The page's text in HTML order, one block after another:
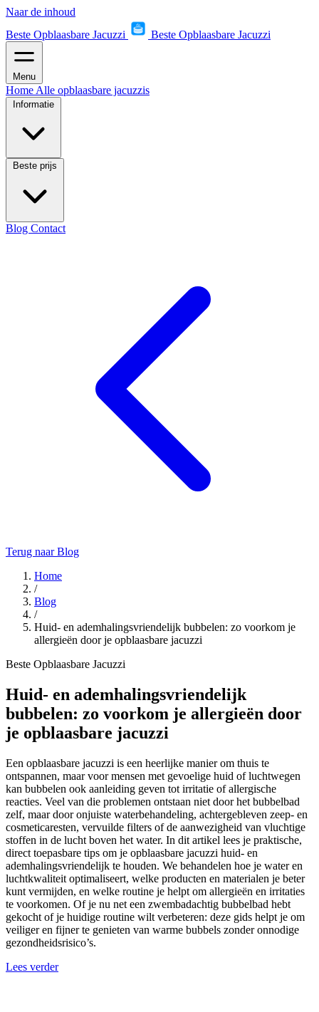
Naar de inhoud
Beste Opblaasbare Jacuzzi
Beste Opblaasbare Jacuzzi
Menu
Home Alle opblaasbare jacuzzis
Informatie
Beste prijs
Blog Contact
Terug naar Blog
Home
/
Blog
/
Huid- en ademhalingsvriendelijk bubbelen: zo voorkom je
allergieën door je opblaasbare jacuzzi
Beste Opblaasbare Jacuzzi
Huid- en ademhalingsvriendelijk
bubbelen: zo voorkom je allergieën door
je opblaasbare jacuzzi
Een opblaasbare jacuzzi is een heerlijke manier om thuis te
ontspannen, maar voor mensen met gevoelige huid of luchtwegen
kan bubbelen ook aanleiding geven tot irritatie of allergische
reacties. Veel van die problemen ontstaan niet door het bubbelbad
zelf, maar door onjuiste waterbehandeling, achtergebleven zeep- en
cosmeticaresten, vervuilde filters of de aanwezigheid van vluchtige
stoffen in de lucht boven het water. In dit artikel lees je praktische,
direct toepasbare tips om je opblaasbare jacuzzi huid- en
ademhalingsvriendelijk te houden. We behandelen hoe je water en
luchtkwaliteit optimaliseert, welke producten en materialen je beter
kunt vermijden, en welke routine je helpt om allergieën en irritaties
te voorkomen. Of je nu net een zwembadachtig bubbelbad hebt
gekocht of je huidige routine wilt verbeteren: deze gids helpt je om
veiliger en fijner te genieten van warme bubbels zonder onnodige
gezondheidsrisico’s.
Lees verder